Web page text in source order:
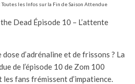
les Infos sur la Fin de Saison Attendue
Dead Épisode 10 – L’attente
d’adrénaline et de frissons ? La
de l’épisode 10 de Zom 100
fans frémissent d’impatience.